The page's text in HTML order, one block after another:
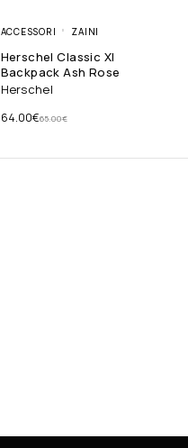
ACCESSORI ZAINI
Herschel Classic Xl
Backpack Ash Rose
Herschel
65.00€
64.00€